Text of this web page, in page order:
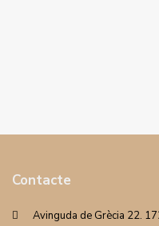
Contacte
Avinguda de Grècia 22.